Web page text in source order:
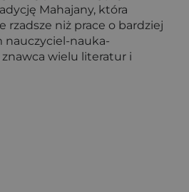
Mahajany, która
niż prace o bardziej
nauczyciel-nauka-
znawca wielu literatur i